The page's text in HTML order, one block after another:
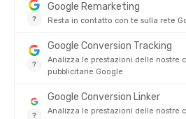
STRUMENTO MULTIFUNZIONE
SIGNAL
DISPONIBILE - SPEDITO IN 24/48 ORE
159,00 €